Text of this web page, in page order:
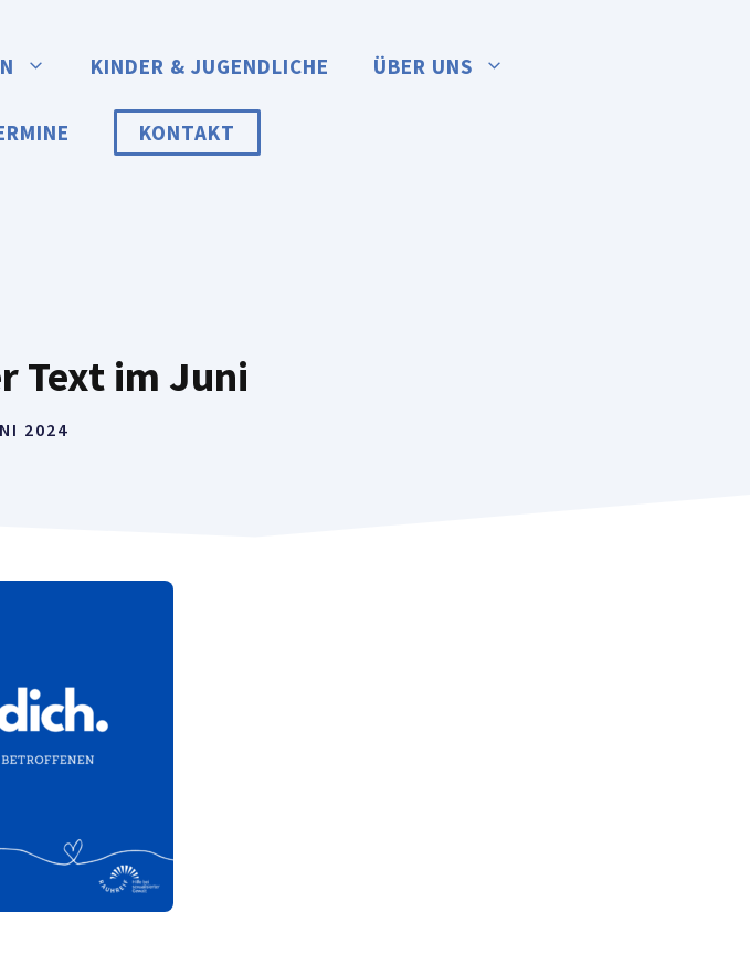
KINDER & JUGENDLICHE ÜBER UNS
KONTAKT
Text im Juni
2024